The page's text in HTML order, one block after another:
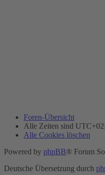
Foren-Übersicht
Alle Zeiten sind
Alle Cookies löschen
Powered by phpBB® Forum
Deutsche Übersetzung durch